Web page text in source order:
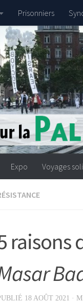
Prisonniers
Expo Voyages
raisons
18 AOÛT 2021 ·